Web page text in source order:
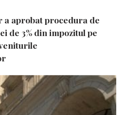
aprobat procedura de
de 3% din impozitul pe